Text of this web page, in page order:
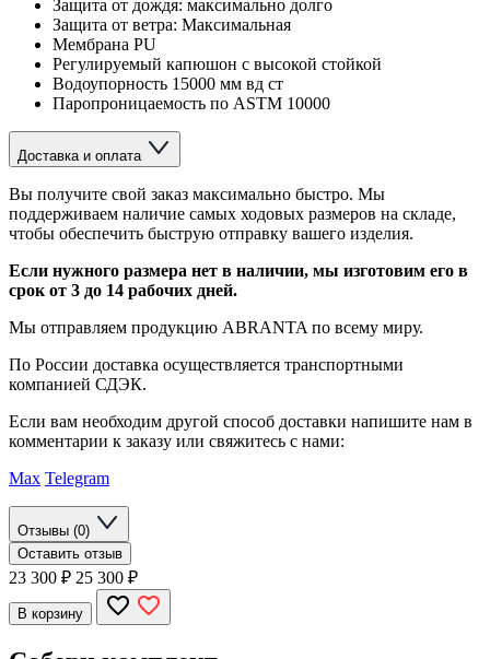
Защита от дождя: максимально долго
Защита от ветра: Максимальная
Мембрана PU
Регулируемый капюшон с высокой стойкой
Водоупорность 15000 мм вд ст
Паропроницаемость по ASTM 10000
Доставка и оплата
Вы получите свой заказ максимально быстро. Мы
поддерживаем наличие самых ходовых размеров на складе,
чтобы обеспечить быструю отправку вашего изделия.
Если нужного размера нет в наличии, мы изготовим его в
срок от 3 до 14 рабочих дней.
Мы отправляем продукцию ABRANTA по всему миру.
По России доставка осуществляется транспортными
компанией СДЭК.
Если вам необходим другой способ доставки напишите нам в
комментарии к заказу или свяжитесь с нами:
Max Telegram
Отзывы (0)
Оставить отзыв
23 300 ₽ 25 300 ₽
В корзину